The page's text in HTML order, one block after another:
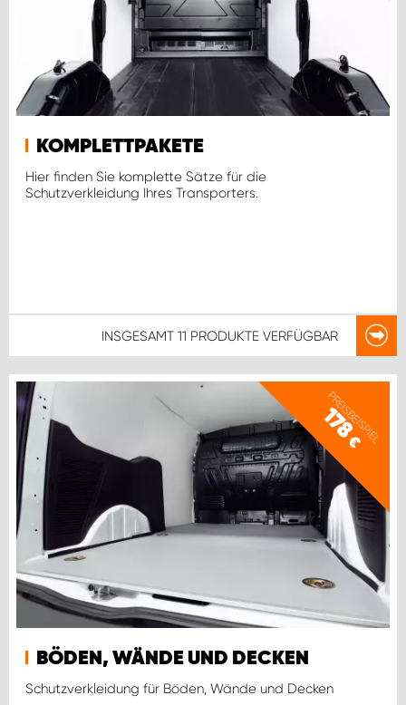
KOMPLETTPAKETE
Hier finden Sie komplette Sätze für die
Schutzverkleidung Ihres Transporters.
INSGESAMT 11 PRODUKTE VERFÜGBAR
PREISBEISPIEL
178
€
BÖDEN, WÄNDE UND DECKEN
Schutzverkleidung für Böden, Wände und Decken